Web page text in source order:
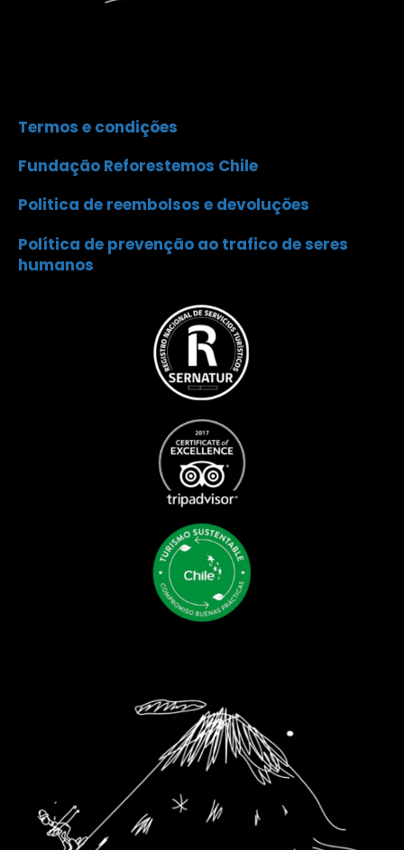
Termos e condições
Fundação Reforestemos Chile
Politica de reembolsos e devoluções
Política de prevenção ao trafico de seres
humanos